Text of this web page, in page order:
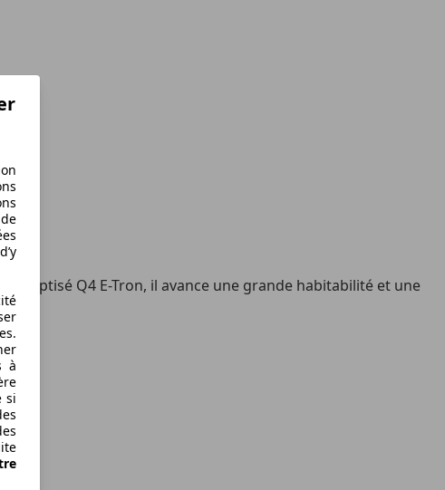
Baptisé Q4 E-Tron, il avance une grande habitabilité et une
à
si